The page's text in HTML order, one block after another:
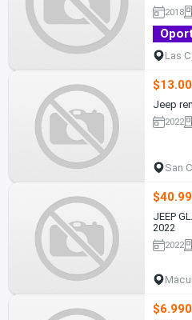
2018
Las
Jeep
2022
San
JEEP
2022
2022
Macul